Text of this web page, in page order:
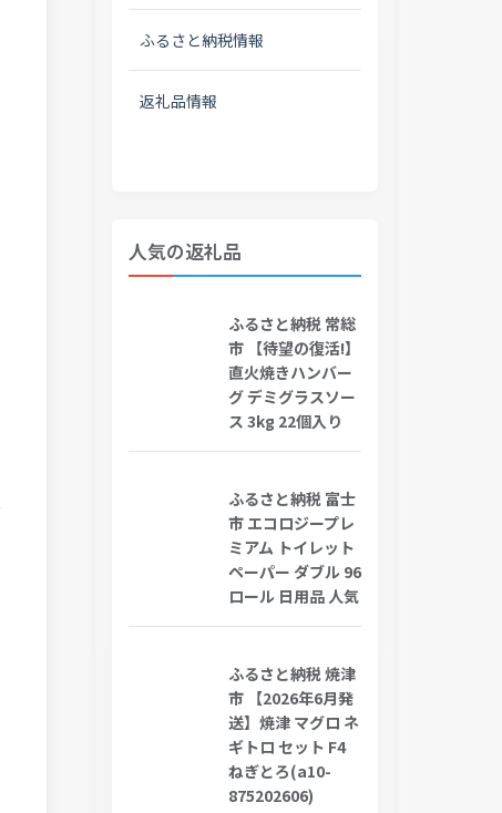
ふるさと納税情報
返礼品情報
人気の返礼品
ふるさと納税 常総
市 【待望の復活!】
直火焼きハンバー
グ デミグラスソー
ス 3kg 22個入り
ふるさと納税 富士
市 エコロジープレ
ミアム トイレット
ペーパー ダブル 96
ロール 日用品 人気
ふるさと納税 焼津
市 【2026年6月発
送】焼津 マグロ ネ
ギトロ セット F4
ねぎとろ(a10-
875202606)